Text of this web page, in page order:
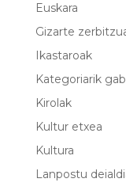
Euskara
Gizarte
Ikastaroak
Kategoriarik
Kirolak
Kultur etxea
Kultura
Lanpostu